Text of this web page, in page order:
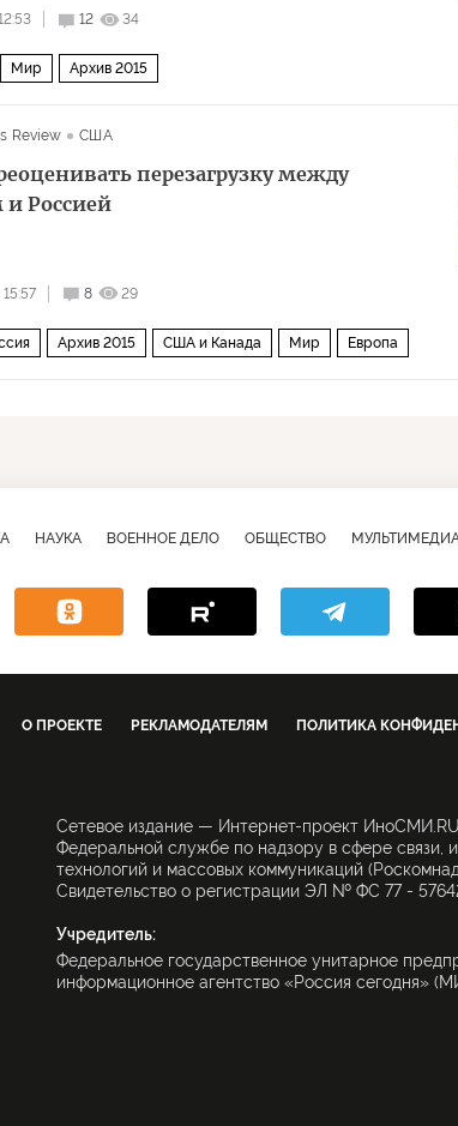
12 34
Мир Архив 2015
Review США
перезагрузку между
Россией
8 29
Архив 2015 США и Канада Мир Европа
НАУКА ВОЕННОЕ ДЕЛО ОБЩЕСТВО
О ПРОЕКТЕ РЕКЛАМОДАТЕЛЯМ ПОЛИТИКА
Сетевое издание — Интернет-проект
Федеральной службе по надзору в сфере связи,
технологий и массовых коммуникаций
Свидетельство о регистрации ЭЛ № ФС 77 -
Учредитель:
Федеральное государственное унитарное
информационное агентство «Россия сегодня»